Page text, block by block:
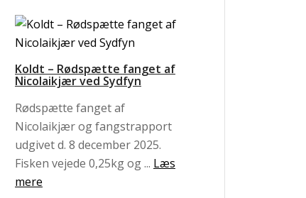
Koldt – Rødspætte fanget af
Nicolaikjær ved Sydfyn
Rødspætte fanget af
Nicolaikjær og fangstrapport
udgivet d. 8 december 2025.
Fisken vejede 0,25kg og ... Læs
mere